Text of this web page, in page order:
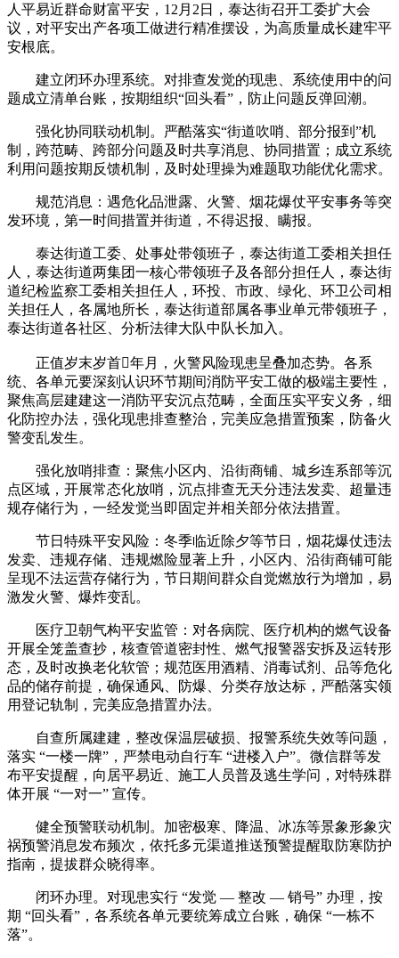
人平易近群命财富平安，12月2日，泰达街召开工委扩大会
议，对平安出产各项工做进行精准摆设，为高质量成长建牢平
安根底。
建立闭环办理系统。对排查发觉的现患、系统使用中的问
题成立清单台账，按期组织“回头看”，防止问题反弹回潮。
强化协同联动机制。严酷落实“街道吹哨、部分报到”机
制，跨范畴、跨部分问题及时共享消息、协同措置；成立系统
利用问题按期反馈机制，及时处理操为难题取功能优化需求。
规范消息：遇危化品泄露、火警、烟花爆仗平安事务等突
发环境，第一时间措置并街道，不得迟报、瞒报。
泰达街道工委、处事处带领班子，泰达街道工委相关担任
人，泰达街道两集团一核心带领班子及各部分担任人，泰达街
道纪检监察工委相关担任人，环投、市政、绿化、环卫公司相
关担任人，各属地所长，泰达街道部属各事业单元带领班子，
泰达街道各社区、分析法律大队中队长加入。
正值岁末岁首年月，火警风险现患呈叠加态势。各系
统、各单元要深刻认识环节期间消防平安工做的极端主要性，
聚焦高层建建这一消防平安沉点范畴，全面压实平安义务，细
化防控办法，强化现患排查整治，完美应急措置预案，防备火
警变乱发生。
强化放哨排查：聚焦小区内、沿街商铺、城乡连系部等沉
点区域，开展常态化放哨，沉点排查无天分违法发卖、超量违
规存储行为，一经发觉当即固定并相关部分依法措置。
节日特殊平安风险：冬季临近除夕等节日，烟花爆仗违法
发卖、违规存储、违规燃险显著上升，小区内、沿街商铺可能
呈现不法运营存储行为，节日期间群众自觉燃放行为增加，易
激发火警、爆炸变乱。
医疗卫朝气构平安监管：对各病院、医疗机构的燃气设备
开展全笼盖查抄，核查管道密封性、燃气报警器安拆及运转形
态，及时改换老化软管；规范医用酒精、消毒试剂、品等危化
品的储存前提，确保通风、防爆、分类存放达标，严酷落实领
用登记轨制，完美应急措置办法。
自查所属建建，整改保温层破损、报警系统失效等问题，
落实 “一楼一牌”，严禁电动自行车 “进楼入户”。微信群等发
布平安提醒，向居平易近、施工人员普及逃生学问，对特殊群
体开展 “一对一” 宣传。
健全预警联动机制。加密极寒、降温、冰冻等景象形象灾
祸预警消息发布频次，依托多元渠道推送预警提醒取防寒防护
指南，提拔群众晓得率。
闭环办理。对现患实行 “发觉 — 整改 — 销号” 办理，按
期 “回头看”，各系统各单元要统筹成立台账，确保 “一栋不
落”。